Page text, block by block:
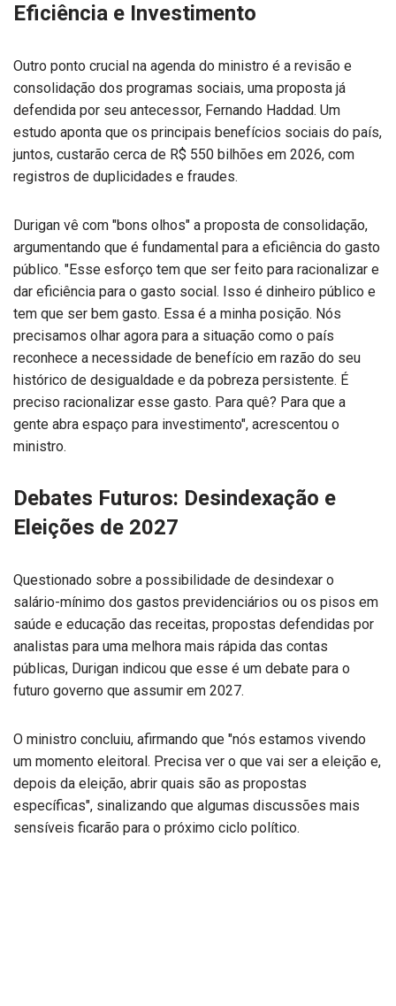
Eficiência e Investimento
Outro ponto crucial na agenda do ministro é a revisão e
consolidação dos programas sociais, uma proposta já
defendida por seu antecessor, Fernando Haddad. Um
estudo aponta que os principais benefícios sociais do país,
juntos, custarão cerca de R$ 550 bilhões em 2026, com
registros de duplicidades e fraudes.
Durigan vê com "bons olhos" a proposta de consolidação,
argumentando que é fundamental para a eficiência do gasto
público. "Esse esforço tem que ser feito para racionalizar e
dar eficiência para o gasto social. Isso é dinheiro público e
tem que ser bem gasto. Essa é a minha posição. Nós
precisamos olhar agora para a situação como o país
reconhece a necessidade de benefício em razão do seu
histórico de desigualdade e da pobreza persistente. É
preciso racionalizar esse gasto. Para quê? Para que a
gente abra espaço para investimento", acrescentou o
ministro.
Debates Futuros: Desindexação e
Eleições de 2027
Questionado sobre a possibilidade de desindexar o
salário-mínimo dos gastos previdenciários ou os pisos em
saúde e educação das receitas, propostas defendidas por
analistas para uma melhora mais rápida das contas
públicas, Durigan indicou que esse é um debate para o
futuro governo que assumir em 2027.
O ministro concluiu, afirmando que "nós estamos vivendo
um momento eleitoral. Precisa ver o que vai ser a eleição e,
depois da eleição, abrir quais são as propostas
específicas", sinalizando que algumas discussões mais
sensíveis ficarão para o próximo ciclo político.